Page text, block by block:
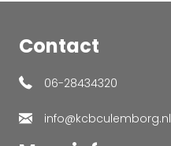
Contact
06-28434320
info@kcbculemborg.nl